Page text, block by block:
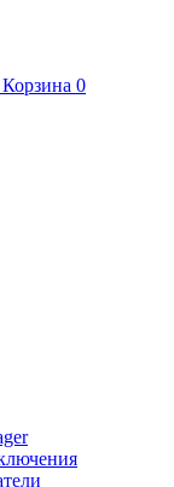
Корзина 0